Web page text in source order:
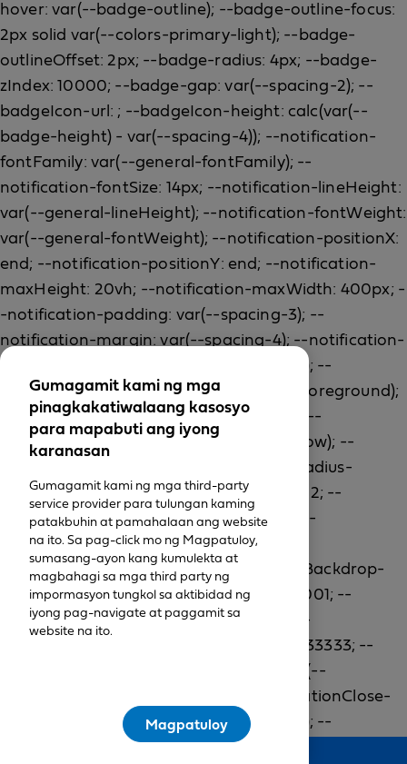
Gumagamit kami ng mga
pinagkakatiwalaang kasosyo
para mapabuti ang iyong
karanasan
Gumagamit kami ng mga third-party
service provider para tulungan kaming
patakbuhin at pamahalaan ang website
na ito. Sa pag-click mo ng Magpatuloy,
sumasang-ayon kang kumulekta at
magbahagi sa mga third party ng
impormasyon tungkol sa aktibidad ng
iyong pag-navigate at paggamit sa
website na ito.
Magpatuloy